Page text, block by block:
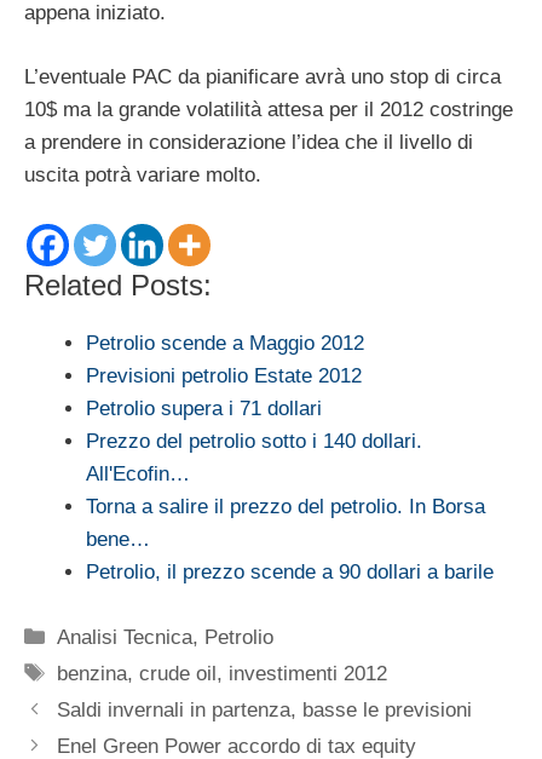
appena iniziato.
L’eventuale PAC da pianificare avrà uno stop di circa
10$ ma la grande volatilità attesa per il 2012 costringe
a prendere in considerazione l’idea che il livello di
uscita potrà variare molto.
Related Posts:
Petrolio scende a Maggio 2012
Previsioni petrolio Estate 2012
Petrolio supera i 71 dollari
Prezzo del petrolio sotto i 140 dollari.
All'Ecofin…
Torna a salire il prezzo del petrolio. In Borsa
bene…
Petrolio, il prezzo scende a 90 dollari a barile
Categorie
Analisi Tecnica, Petrolio
Tag
benzina,crude oil, investimenti 2012
Saldi invernali in partenza, basse le previsioni
Enel Green Power accordo di tax equity